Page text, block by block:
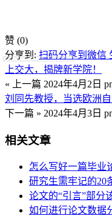
赞 (0)
分享到:扫码分享到微信
上交大，揭牌新学院！
« 上一篇 2024年4月2日
刘同先教授，当选欧洲
下一篇 » 2024年4月3日
相关文章
怎么写好一篇毕业
研究生需牢记的20
论文的“引言”部分
如何进行论文数据